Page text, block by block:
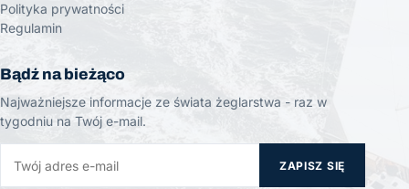
Polityka prywatności
Regulamin
Bądź na bieżąco
Najważniejsze informacje ze świata żeglarstwa - raz w
tygodniu na Twój e-mail.
ZAPISZ SIĘ